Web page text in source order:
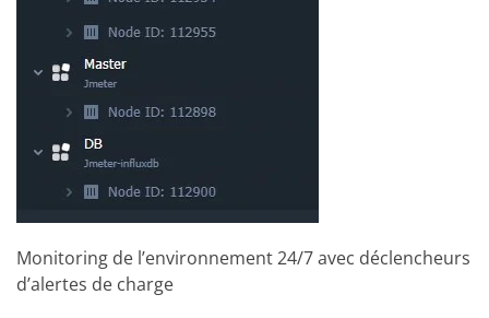
Monitoring de l’environnement 24/7 avec déclencheurs
d’alertes de charge